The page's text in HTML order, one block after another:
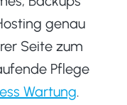
genau
Seite zum
Pflege
Wartung.